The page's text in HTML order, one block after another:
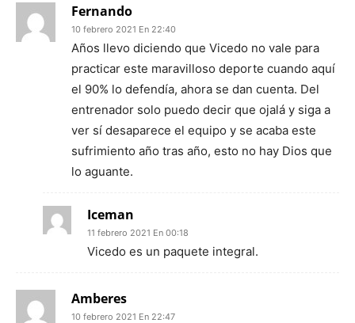
Fernando
10 febrero 2021 En 22:40
Años llevo diciendo que Vicedo no vale para
practicar este maravilloso deporte cuando aquí
el 90% lo defendía, ahora se dan cuenta. Del
entrenador solo puedo decir que ojalá y siga a
ver sí desaparece el equipo y se acaba este
sufrimiento año tras año, esto no hay Dios que
lo aguante.
Iceman
11 febrero 2021 En 00:18
Vicedo es un paquete integral.
Amberes
10 febrero 2021 En 22:47